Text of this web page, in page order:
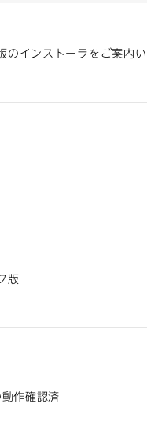
インストーラをご案内い
版
作確認済